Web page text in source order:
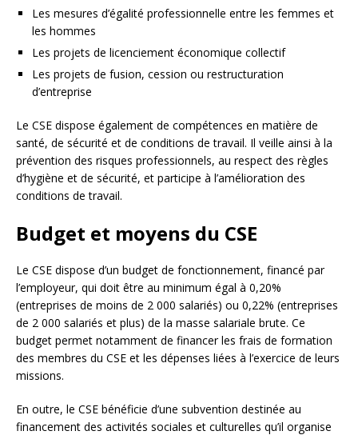
Les mesures d’égalité professionnelle entre les femmes et
les hommes
Les projets de licenciement économique collectif
Les projets de fusion, cession ou restructuration
d’entreprise
Le CSE dispose également de compétences en matière de
santé, de sécurité et de conditions de travail. Il veille ainsi à la
prévention des risques professionnels, au respect des règles
d’hygiène et de sécurité, et participe à l’amélioration des
conditions de travail.
Budget et moyens du CSE
Le CSE dispose d’un budget de fonctionnement, financé par
l’employeur, qui doit être au minimum égal à 0,20%
(entreprises de moins de 2 000 salariés) ou 0,22% (entreprises
de 2 000 salariés et plus) de la masse salariale brute. Ce
budget permet notamment de financer les frais de formation
des membres du CSE et les dépenses liées à l’exercice de leurs
missions.
En outre, le CSE bénéficie d’une subvention destinée au
financement des activités sociales et culturelles qu’il organise